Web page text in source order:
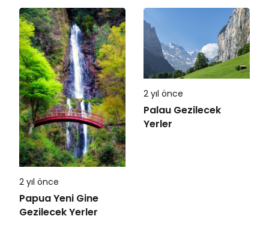
2 yıl önce
Papua Yeni Gine
Gezilecek Yerler
2 yıl önce
Palau Gezilecek
Yerler